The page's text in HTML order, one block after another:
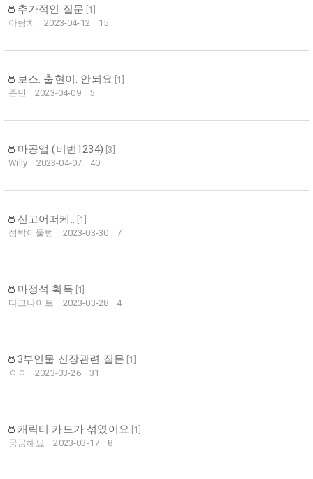
추가적인 질문 1
아람치
2023-04-12 15
보스. 출현이. 안되요 1
준민
2023-04-09 5
마공앱 (비번1234) [3
Willy
2023-04-07 40
신고어떠케.. 1
점박이물범
2023-03-30 7
마정석 획득 1
다크나이트
2023-03-28 4
3부인물 신장관련 질문 1
ㅇㅇ
2023-03-26 31
캐릭터 카드가 섞였어요 1
궁금해요
2023-03-17 8